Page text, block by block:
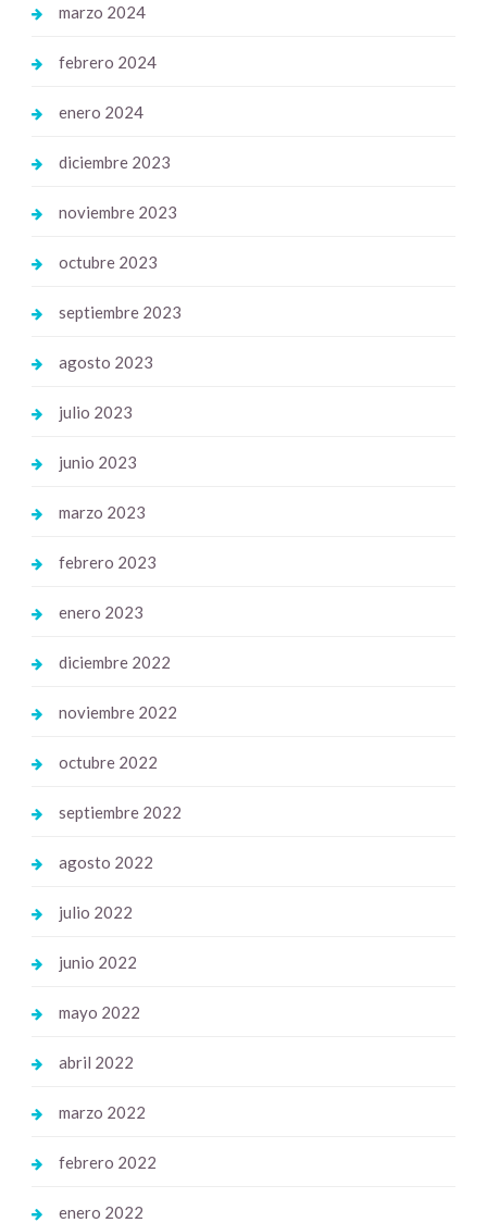
marzo 2024
febrero 2024
enero 2024
diciembre 2023
noviembre 2023
octubre 2023
septiembre 2023
agosto 2023
julio 2023
junio 2023
marzo 2023
febrero 2023
enero 2023
diciembre 2022
noviembre 2022
octubre 2022
septiembre 2022
agosto 2022
julio 2022
junio 2022
mayo 2022
abril 2022
marzo 2022
febrero 2022
enero 2022